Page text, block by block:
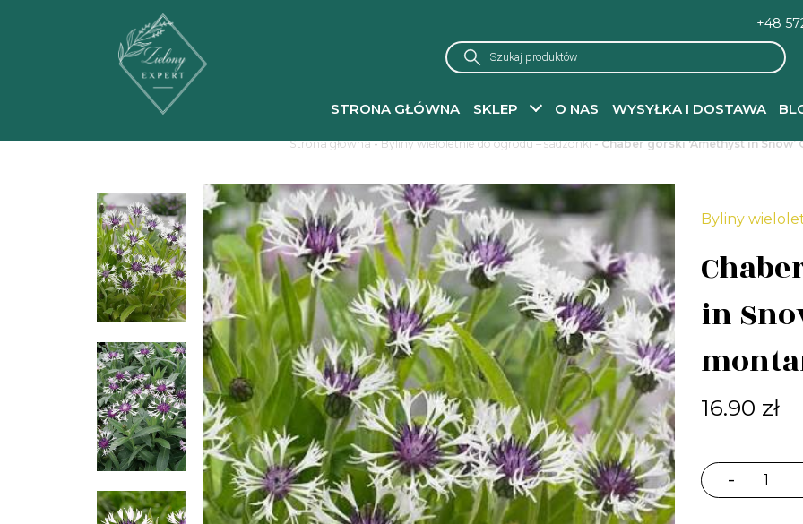
+48
Wyszukiwarka
produktów
STRONA GŁÓWNA SKLEP O NAS WYSYŁKA I DOSTAWA
Strona główna-Byliny wieloletnie do ogrodu – sadzonki- Chaber górski 'Amethyst in Snow’
Byliny
in
16.90 zł
-
ilość